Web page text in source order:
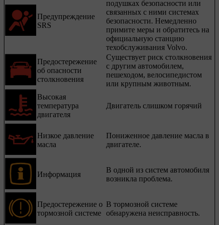
Предупреждение
SRS
подушках безопасности или
связанных с ними системах
безопасности. Немедленно
примите меры и обратитесь на
официальную станцию
техобслуживания Volvo.
Предостережение
об опасности
столкновения
Существует риск столкновения
с другим автомобилем,
пешеходом, велосипедистом
или крупным животным.
Высокая
температура
двигателя
Двигатель слишком горячий
Низкое давление
масла
Пониженное давление масла в
двигателе.
Информация
В одной из систем автомобиля
возникла проблема.
Предостережение о
тормозной системе
В тормозной системе
обнаружена неисправность.